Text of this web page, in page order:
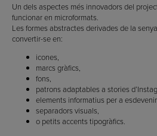
Un dels aspectes més innovadors del
funcionar en microformats.
Les formes abstractes derivades de la
convertir-se en:
icones,
marcs gràfics,
fons,
patrons adaptables a stories
elements informatius per a
separadors visuals,
o petits accents tipogràfics.